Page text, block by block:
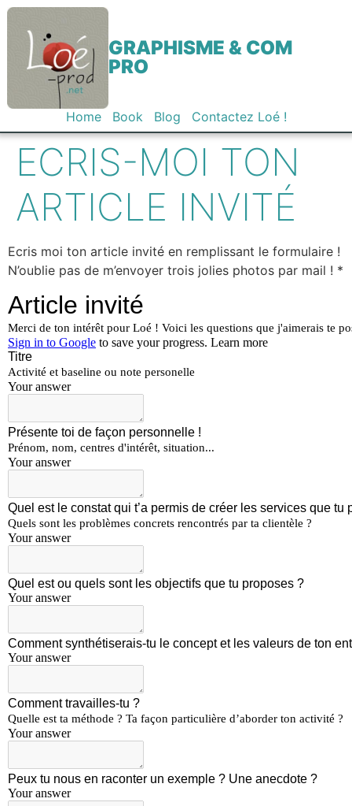
GRAPHISME & COM
PRO
Home Book Blog Contactez Loé !
ECRIS-MOI TON
ARTICLE INVITÉ
Ecris moi ton article invité en remplissant le formulaire !
N’oublie pas de m’envoyer trois jolies photos par mail ! *